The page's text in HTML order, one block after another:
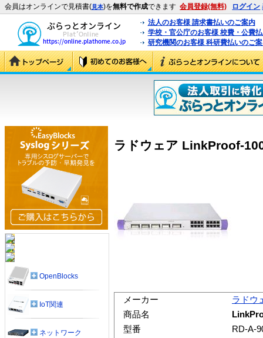
会員はオンラインで見積書(見本)を無料で作成できます 会員登録(無料) ログイン
法人のお客様 請求書払いのご案内
学校・官公庁のお客様 校費・公費
研究機関のお客様 科研費払いのご
ラドウェア LinkProof-
メーカー
ラドウ
商品名
型番
RD-A-
OpenBlocks
IoT関連
ネットワーク